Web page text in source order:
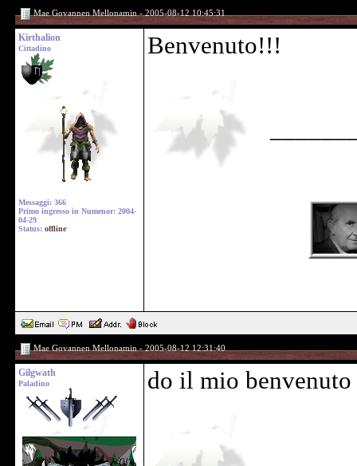
Mae Govannen Mellonamin - 2005-08-12 10:45:31
Kirthalion
Cittadino
Messaggi: 366
Primo ingresso in Numenor: 2004-
04-29
Status: offline
Benvenuto!!!
Mae Govannen Mellonamin - 2005-08-12 12:31:40
Gilgwath
Paladino do il mio